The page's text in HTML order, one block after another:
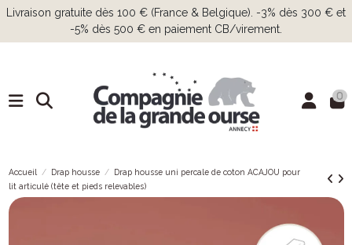
Livraison gratuite dès 100 € (France & Belgique). -3% dès 300 € et
-5% dès 500 € en paiement CB/virement.
0
Accueil Drap housse
Drap housse uni percale de coton ACAJOU pour
lit articulé (tête et pieds relevables)